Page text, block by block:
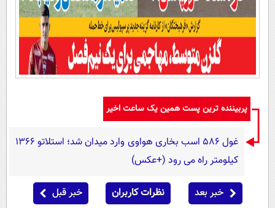
پربیننده ترین پست همین یک ساعت اخیر
غول 586 اسب بخاری هواوی وارد میدان شد؛ استلاتو 1366
کیلومتر راه می رود (+عکس)
خبر بعد نظرات کاربران خبر قبل